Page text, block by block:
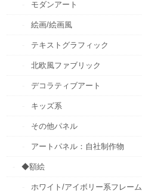
モダンアート
絵画/絵画風
テキストグラフィック
北欧風ファブリック
デコラティブアート
キッズ系
その他パネル
アートパネル：自社制作物
◆額絵
ホワイト/アイボリー系フレーム